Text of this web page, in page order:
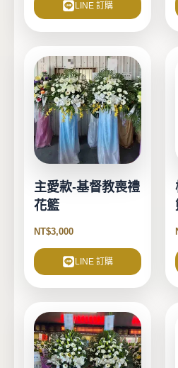
LINE 訂購
主愛款-基督教喪禮
花籃
NT$3,000
LINE 訂購